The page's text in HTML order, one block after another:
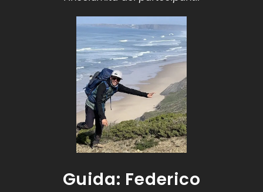
Guida: Federico